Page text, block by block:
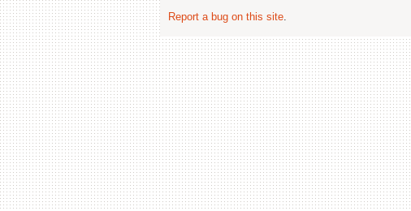
Report a bug on this site